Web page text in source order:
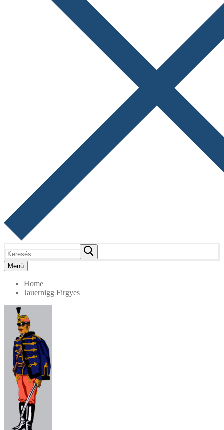
Menü
Home
Jauernigg Firgyes